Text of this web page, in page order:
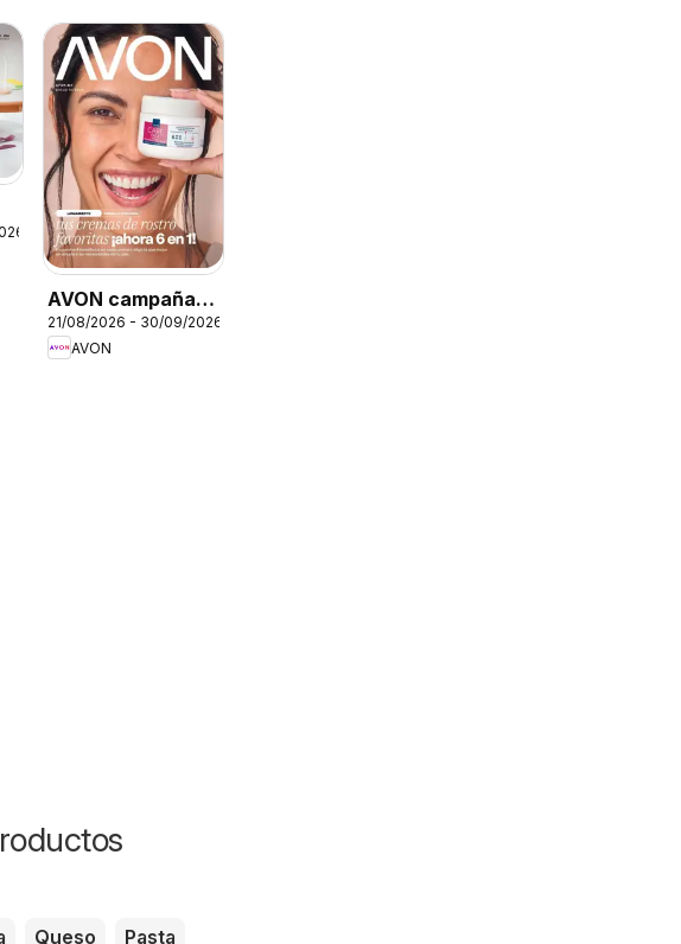
AVON campaña
13 2026
21/08/2026 - 30/09/2026
AVON
Queso
Pasta